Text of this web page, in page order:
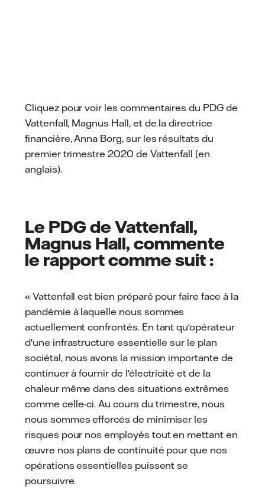
Cliquez pour voir les commentaires du PDG de
Vattenfall, Magnus Hall, et de la directrice
financière, Anna Borg, sur les résultats du
premier trimestre 2020 de Vattenfall (en
anglais).
Le PDG de Vattenfall,
Magnus Hall, commente
le rapport comme suit :
« Vattenfall est bien préparé pour faire face à la
pandémie à laquelle nous sommes
actuellement confrontés. En tant qu'opérateur
d'une infrastructure essentielle sur le plan
sociétal, nous avons la mission importante de
continuer à fournir de l'électricité et de la
chaleur même dans des situations extrêmes
comme celle-ci. Au cours du trimestre, nous
nous sommes efforcés de minimiser les
risques pour nos employés tout en mettant en
œuvre nos plans de continuité pour que nos
opérations essentielles puissent se
poursuivre.